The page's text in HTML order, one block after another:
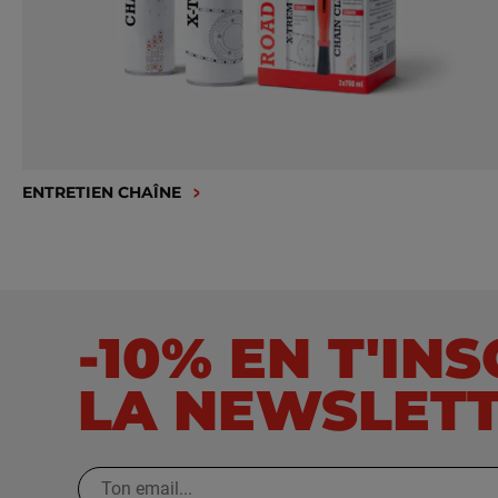
ENTRETIEN CHAÎNE
-10% EN
LA